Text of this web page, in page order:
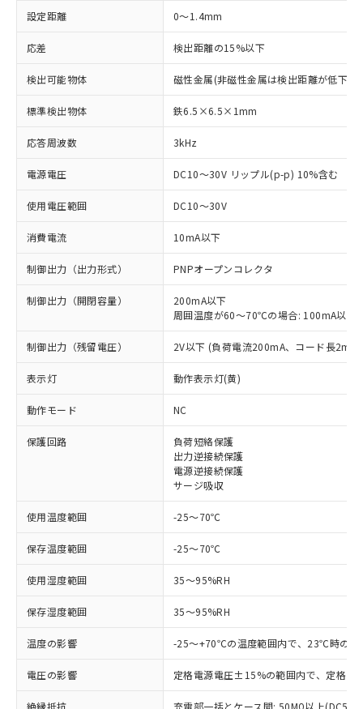
設定距離 0～1.4mm
応差 検出距離の15%以下
検出可能物体 磁性金属(非磁性金属は検出距離が低下し
標準検出物体 鉄6.5×6.5×1mm
応答周波数 3kHz
電源電圧 DC10～30V リップル(p-p) 10%含む
使用電圧範囲 DC10～30V
消費電流 10mA以下
制御出力（出力形式） PNPオープンコレクタ
制御出力（開閉容量）
200mA以下
周囲温度が60～70℃の場合: 100mA以下
制御出力（残留電圧） 2V以下 (負荷電流200mA、コード長2m時
表示灯 動作表示灯(黄)
動作モード NC
保護回路
負荷短絡保護
出力逆接続保護
電源逆接続保護
サージ吸収
使用温度範囲 -25～70℃
保存温度範囲 -25～70℃
使用湿度範囲 35～95%RH
保存湿度範囲 35～95%RH
温度の影響 -25～+70℃の温度範囲内で、23℃時の
電圧の影響 定格電源電圧±15%の範囲内で、定格電
絶縁抵抗 充電部一括とケース間: 50MΩ以上
以下の条件をお読みいただき、同意のうえ
ご利用ください。
本サービスは、当社制御機器事業取扱
商品の当社在庫状況および標準価格
(税抜)を提供させていただくもので
当社制御機器事業取扱商品の中には、
本サービスの対象外となる商品もある
ことをご了承ください。
在庫状況および標準価格照会結果は、
非含有に対応した製品が提供可能な商品で
対応予定：EU RoHS指令（10物質）の非含
有に対応した製品に切り替える予定のある
対応予定なし：EU RoHS指令（10物質）の
定はありません。
調査・確認中：EU RoHS指令（10物質）の
商品です。
非該当品：ライセンス料など無形物で、有
害物質有無と関係のない商品です。
仕入先様の事情により、非含有部品として
いたものが、含有品と判明した場合などや
むを得ず変更することがあります。
※1 中国RoHS○×表
基準値以下であることを示します。
「×」：最大均質材料含有率が中国RoHSの
基準値を超えていることを示します。
「－」：未確認です。当社販売部門へお問
当社は、これら貴社製品のうち、外国
為替および外国貿易法に定める商品